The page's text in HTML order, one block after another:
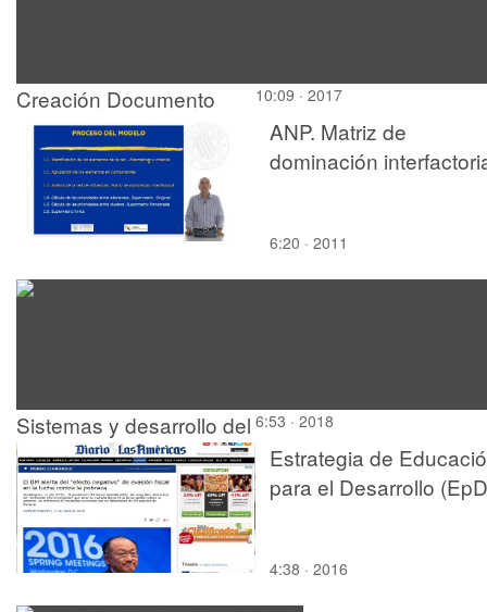
Creación Documento
Interactivo a-4-1553 con
Mathematica - 04 de 15
10:09 · 2017
ANP. Matriz de
dominación
6:20 · 2011
Sistemas y desarrollo del
software. Herramientas
desarrollo software
6:53 · 2018
Estrategia de
para el Desarrollo
4:38 · 2016